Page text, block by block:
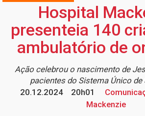
Hospital
presenteia 140
ambulatório de
Ação celebrou o nascimento de
pacientes do Sistema Único de
20.12.2024
20h01
Mackenzie